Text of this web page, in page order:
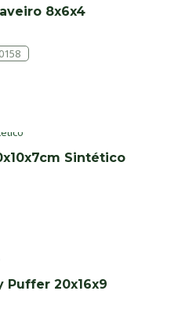
8x6x4
Sintético
Puffer 20x16x9